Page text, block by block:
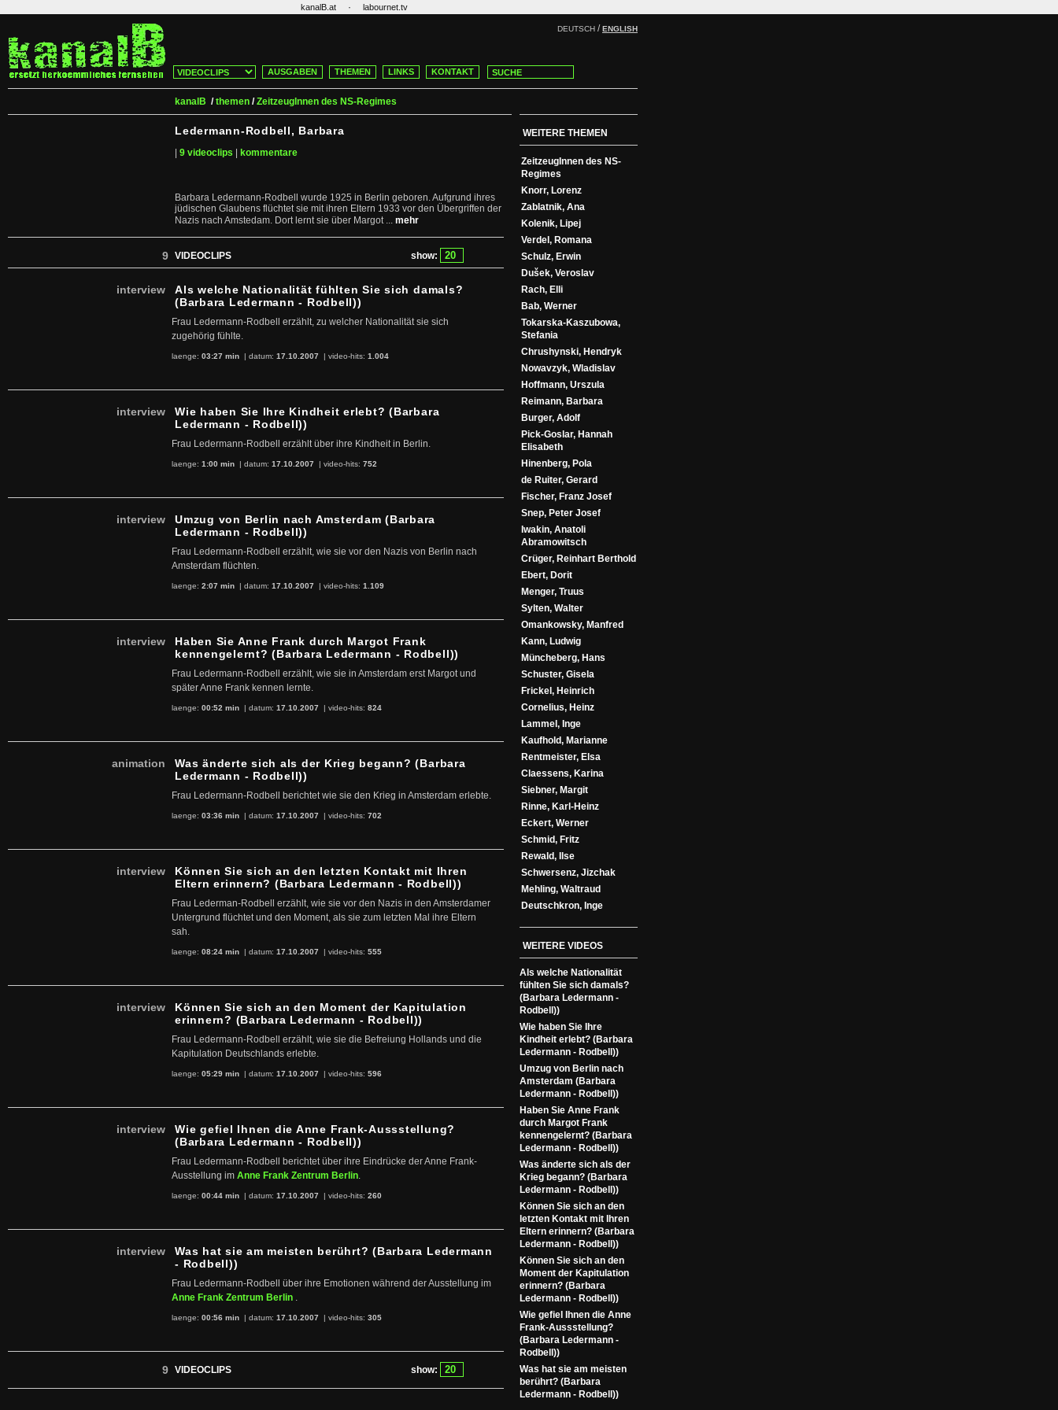
kanalB.at · labournet.tv
DEUTSCH /ENGLISH
AUSGABEN THEMEN LINKS KONTAKT
kanalB /themen /ZeitzeugInnen des NS-Regimes
Ledermann-Rodbell, Barbara
9 videoclips kommentare
Barbara Ledermann-Rodbell wurde 1925 in Berlin geboren. Aufgrund ihres
jüdischen Glaubens flüchtet sie mit ihren Eltern 1933 vor den Übergriffen der
Nazis nach Amstedam. Dort lernt sie über Margot ... mehr
9 VIDEOCLIPS show:
interview
Als welche Nationalität fühlten Sie sich damals?
(Barbara Ledermann - Rodbell))
Frau Ledermann-Rodbell erzählt, zu welcher Nationalität sie sich
zugehörig fühlte.
laenge: 03:27 min | datum: 17.10.2007 | video-hits: 1.004
interview
Wie haben Sie Ihre Kindheit erlebt? (Barbara
Ledermann - Rodbell))
Frau Ledermann-Rodbell erzählt über ihre Kindheit in Berlin.
laenge: 1:00 min | datum: 17.10.2007 | video-hits: 752
interview
Umzug von Berlin nach Amsterdam (Barbara
Ledermann - Rodbell))
Frau Ledermann-Rodbell erzählt, wie sie vor den Nazis von Berlin nach
Amsterdam flüchten.
laenge: 2:07 min | datum: 17.10.2007 | video-hits: 1.109
interview
Haben Sie Anne Frank durch Margot Frank
kennengelernt? (Barbara Ledermann - Rodbell))
Frau Ledermann-Rodbell erzählt, wie sie in Amsterdam erst Margot und
später Anne Frank kennen lernte.
laenge: 00:52 min | datum: 17.10.2007 | video-hits: 824
animation
Was änderte sich als der Krieg begann? (Barbara
Ledermann - Rodbell))
Frau Ledermann-Rodbell berichtet wie sie den Krieg in Amsterdam erlebte.
laenge: 03:36 min | datum: 17.10.2007 | video-hits: 702
interview
Können Sie sich an den letzten Kontakt mit Ihren
Eltern erinnern? (Barbara Ledermann - Rodbell))
Frau Lederman-Rodbell erzählt, wie sie vor den Nazis in den Amsterdamer
Untergrund flüchtet und den Moment, als sie zum letzten Mal ihre Eltern
sah.
laenge: 08:24 min | datum: 17.10.2007 | video-hits: 555
interview
Können Sie sich an den Moment der Kapitulation
erinnern? (Barbara Ledermann - Rodbell))
Frau Ledermann-Rodbell erzählt, wie sie die Befreiung Hollands und die
Kapitulation Deutschlands erlebte.
laenge: 05:29 min | datum: 17.10.2007 | video-hits: 596
interview
Wie gefiel Ihnen die Anne Frank-Aussstellung?
(Barbara Ledermann - Rodbell))
Frau Ledermann-Rodbell berichtet über ihre Eindrücke der Anne Frank-
Ausstellung im Anne Frank Zentrum Berlin.
laenge: 00:44 min | datum: 17.10.2007 | video-hits: 260
interview
Was hat sie am meisten berührt? (Barbara Ledermann
- Rodbell))
Frau Ledermann-Rodbell über ihre Emotionen während der Ausstellung im
Anne Frank Zentrum Berlin .
laenge: 00:56 min | datum: 17.10.2007 | video-hits: 305
9 VIDEOCLIPS show:
WEITERE THEMEN
ZeitzeugInnen des NS-
Regimes
Knorr, Lorenz
Zablatnik, Ana
Kolenik, Lipej
Verdel, Romana
Schulz, Erwin
Dušek, Veroslav
Rach, Elli
Bab, Werner
Tokarska-Kaszubowa,
Stefania
Chrushynski, Hendryk
Nowavzyk, Wladislav
Hoffmann, Urszula
Reimann, Barbara
Burger, Adolf
Pick-Goslar, Hannah
Elisabeth
Hinenberg, Pola
de Ruiter, Gerard
Fischer, Franz Josef
Snep, Peter Josef
Iwakin, Anatoli
Abramowitsch
Crüger, Reinhart Berthold
Ebert, Dorit
Menger, Truus
Sylten, Walter
Omankowsky, Manfred
Kann, Ludwig
Müncheberg, Hans
Schuster, Gisela
Frickel, Heinrich
Cornelius, Heinz
Lammel, Inge
Kaufhold, Marianne
Rentmeister, Elsa
Claessens, Karina
Siebner, Margit
Rinne, Karl-Heinz
Eckert, Werner
Schmid, Fritz
Rewald, Ilse
Schwersenz, Jizchak
Mehling, Waltraud
Deutschkron, Inge
WEITERE VIDEOS
Als welche Nationalität
fühlten Sie sich damals?
(Barbara Ledermann -
Rodbell))
Wie haben Sie Ihre
Kindheit erlebt? (Barbara
Ledermann - Rodbell))
Umzug von Berlin nach
Amsterdam (Barbara
Ledermann - Rodbell))
Haben Sie Anne Frank
durch Margot Frank
kennengelernt? (Barbara
Ledermann - Rodbell))
Was änderte sich als der
Krieg begann? (Barbara
Ledermann - Rodbell))
Können Sie sich an den
letzten Kontakt mit Ihren
Eltern erinnern? (Barbara
Ledermann - Rodbell))
Können Sie sich an den
Moment der Kapitulation
erinnern? (Barbara
Ledermann - Rodbell))
Wie gefiel Ihnen die Anne
Frank-Aussstellung?
(Barbara Ledermann -
Rodbell))
Was hat sie am meisten
berührt? (Barbara
Ledermann - Rodbell))